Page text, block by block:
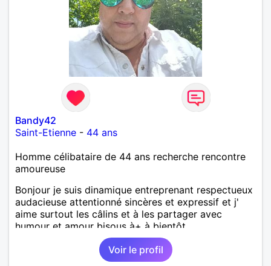
Bandy42
Saint-Etienne - 44 ans
Homme célibataire de 44 ans recherche rencontre
amoureuse
Bonjour je suis dinamique entreprenant respectueux
audacieuse attentionné sincères et expressif et j'
aime surtout les câlins et à les partager avec
humour et amour bisous à+ à bientôt
Voir le profil